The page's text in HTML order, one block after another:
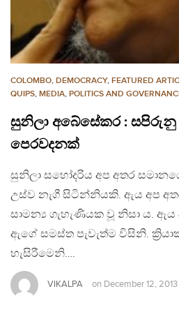
COLOMBO, DEMOCRACY, FEATURED
QUIPS, MEDIA, POLITICS AND
සුනිලා අබේසේකර :
පෙරවදනක්
සුනිලා සහෝදරිය අප අතර
උස්ව නැගී සිටින්නියකි. ඇය අප
සාමන්‍ය ගැහැණියක වූ නිසා ය.
ඇගේ සමස්ත පැවැත්ම විසිනි.
හැසිරීමෙනි….
VIKALPA on December 12, 2013